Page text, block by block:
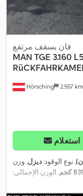
Hörsching 2.557 km
فان بسقف مرتفع
MAN TGE 3.160
استعلام
, نوع الوقود:ديزل, وزن
كجم
, الوزن الإجمالي:
, فئة الانبعاثات:يورو